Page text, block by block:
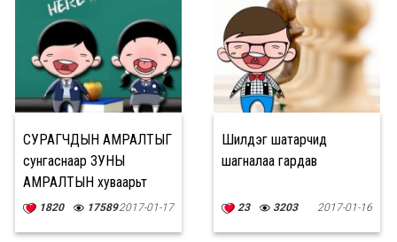
СУРАГЧДЫН АМРАЛТЫГ
сунгаснаар ЗУНЫ
АМРАЛТЫН хуваарьт
өөрчлөлт орохгүй
1820 175892017-01-17
Шилдэг шатарчид
шагналаа гардав
23 3203 2017-01-16